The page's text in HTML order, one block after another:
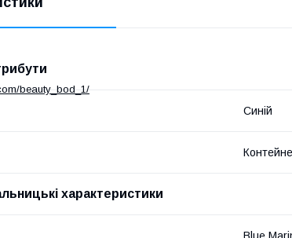
Синій
характеристики
beauty_bod_1/